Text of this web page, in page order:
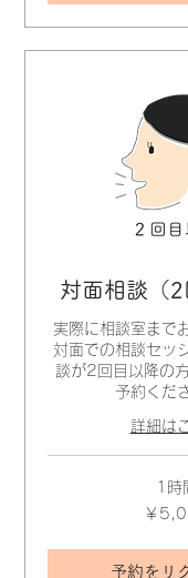
対面相談（2
実際に相談室まで
対面での相談セッ
談が2回目以降の
予約くだ
詳細は
1時
￥
予約をリ